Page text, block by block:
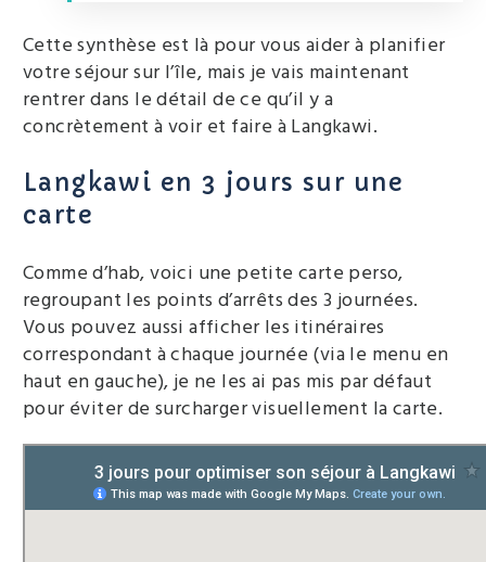
Cette synthèse est là pour vous aider à planifier
votre séjour sur l’île, mais je vais maintenant
rentrer dans le détail de ce qu’il y a
concrètement à voir et faire à Langkawi.
Langkawi en 3 jours sur une
carte
Comme d’hab, voici une petite carte perso,
regroupant les points d’arrêts des 3 journées.
Vous pouvez aussi afficher les itinéraires
correspondant à chaque journée (via le menu en
haut en gauche), je ne les ai pas mis par défaut
pour éviter de surcharger visuellement la carte.